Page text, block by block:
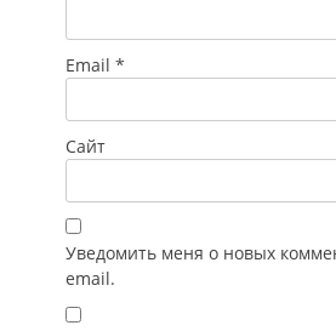
Email *
Сайт
Уведомить меня о новых
email.